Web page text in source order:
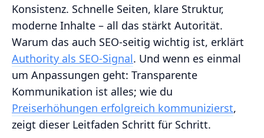
Konsistenz. Schnelle Seiten, klare Struktur,
moderne Inhalte – all das stärkt Autorität.
Warum das auch SEO-seitig wichtig ist, erklärt
Authority als SEO-Signal. Und wenn es einmal
um Anpassungen geht: Transparente
Kommunikation ist alles; wie du
Preiserhöhungen erfolgreich kommunizierst,
zeigt dieser Leitfaden Schritt für Schritt.